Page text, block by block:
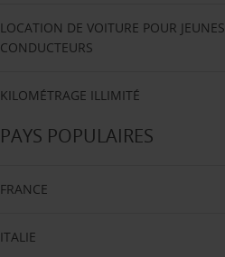
LOCATION DE VOITURE POUR JEUNES
CONDUCTEURS
KILOMÉTRAGE ILLIMITÉ
PAYS POPULAIRES
FRANCE
ITALIE